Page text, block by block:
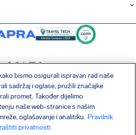
SocialFacebook
SocialTwitter
SocialInstagram
SocialLinkedin
NAŠU BESPLATNU APLIKACIJU
bismo osigurali ispravan rad naše
sadržaj i oglase, pružili značajke
promet. Također dijelimo
naše web-stranice s našim
oglašavanje i analitiku. Pravilnik
privatnosti